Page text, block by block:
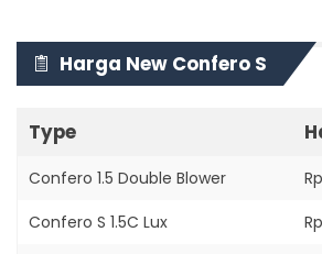
Harga New Confero S
Type
Confero 1.5 Double Blower
Confero S 1.5C Lux